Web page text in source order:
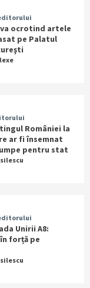
ocrotind artele
pe Palatul
României la
ar fi însemnat
pentru stat
Unirii A8:
forță pe